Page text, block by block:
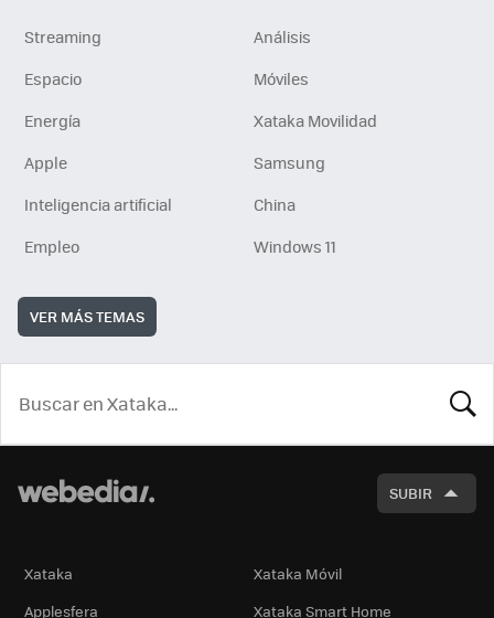
Streaming
Análisis
Espacio
Móviles
Energía
Xataka Movilidad
Apple
Samsung
Inteligencia artificial
China
Empleo
Windows 11
VER MÁS TEMAS
SUBIR
Xataka
Xataka Móvil
Applesfera
Xataka Smart Home